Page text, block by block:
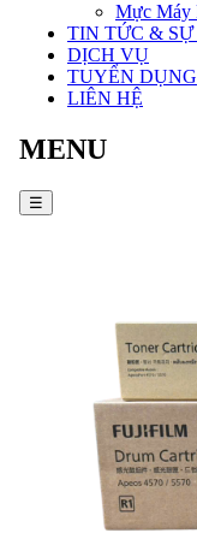
Mực Máy
TIN TỨC &
DỊCH VỤ
TUYỂN DỤNG
LIÊN HỆ
MENU
☰